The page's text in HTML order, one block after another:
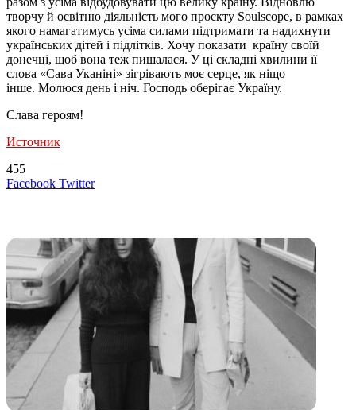
творчу й освітню діяльність мого проєкту Soulscope, в рамках
якого намагатимусь усіма силами підтримати та надихнути
українських дітей і підлітків. Хочу показати країну своїй
донечці, щоб вона теж пишалася. У ці складні хвилини її
слова «Сава Уканіні» зігрівають моє серце, як ніщо
інше. Молюся день і ніч. Господь оберігає Україну.
Слава героям!
Источник
455
Facebook TwitterLinkedIn
Tumblr
Reddit
Вконтакте
Одноклассники
Skype
Messenger
Messenger
WhatsApp
Telegram
Viber
Line
Поделиться
Печатать